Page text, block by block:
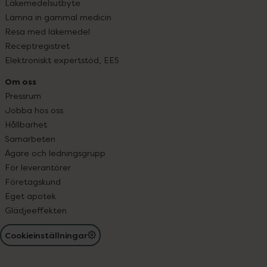
Läkemedelsutbyte
Lämna in gammal medicin
Resa med läkemedel
Receptregistret
Elektroniskt expertstöd, EES
Om oss
Pressrum
Jobba hos oss
Hållbarhet
Samarbeten
Ägare och ledningsgrupp
För leverantörer
Företagskund
Eget apotek
Glädjeeffekten
Cookieinställningar